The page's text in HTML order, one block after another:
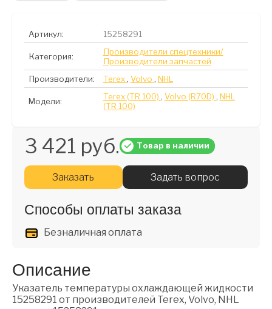
Артикул: 15258291
Категория:
Производители спецтехники/
Производители запчастей
Производители:
Terex , Volvo , NHL
Модели: Terex (TR 100) , Volvo (R70D) , NHL
(TR 100)
3 421 руб. Товар в наличии
Заказать Задать вопрос
Способы оплаты заказа
Безналичная оплата
Описание
Указатель температуры охлаждающей жидкости
15258291 от производителей Terex, Volvo, NHL